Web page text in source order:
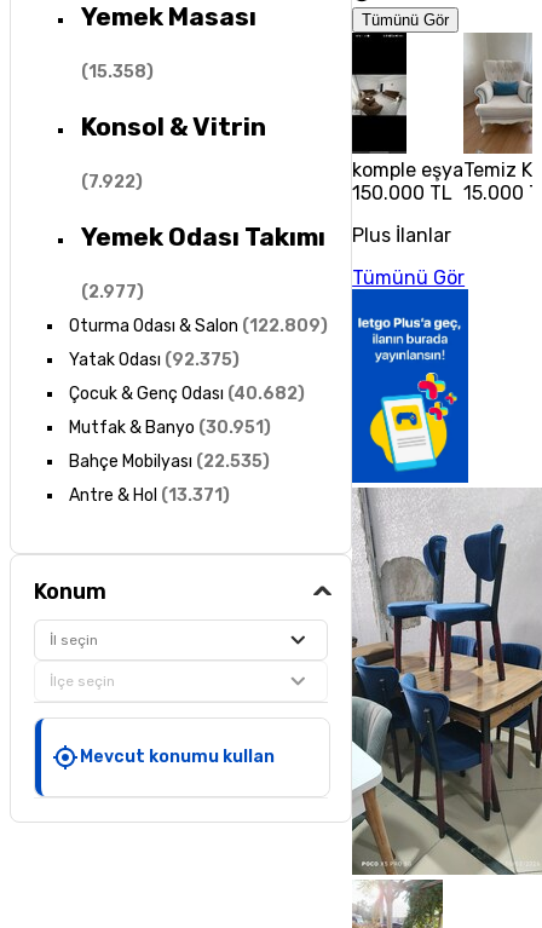
Yemek Masası
(15.358)
Konsol & Vitrin
(7.922)
Yemek Odası Takımı
(2.977)
Oturma Odası & Salon (122.809)
Yatak Odası (92.375)
Çocuk & Genç Odası (40.682)
Mutfak & Banyo (30.951)
Bahçe Mobilyası (22.535)
Antre & Hol (13.371)
Konum
İl seçin
İlçe seçin
Mevcut konumu kullan
Tümünü Gör
komple eşya
150.000 TL
Temiz
15.000
Plus İlanlar
Tümünü Gör